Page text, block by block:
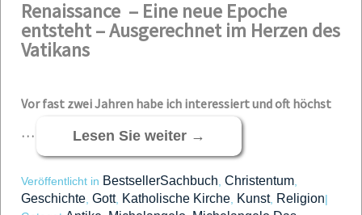
Renaissance – Eine neue Epoche
entsteht –Ausgerechnet im Herzen des
Vatikans
Vor fast zwei Jahren habe ich interessiert und oft höchst
…
Lesen Sie weiter →
Veröffentlicht in BestsellerSachbuch Christentum
Geschichte Gott, Katholische Kirche Kunst, Religion|